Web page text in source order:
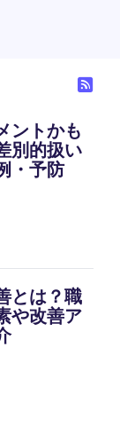
ントかも
別的扱い
・予防
とは？職
や改善ア